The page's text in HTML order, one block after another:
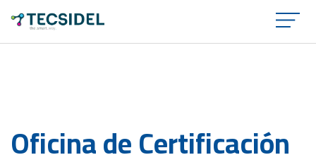
×
Oficina de Certificación